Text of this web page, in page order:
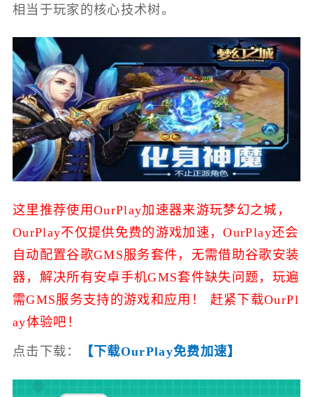
相当于玩家的核心技术树。
这里推荐使用OurPlay加速器来游玩梦幻之城，
OurPlay不仅提供免费的游戏加速，OurPlay还会
自动配置谷歌GMS服务套件，无需借助谷歌安装
器，解决所有安卓手机GMS套件缺失问题，玩遍
需GMS服务支持的游戏和应用！ 赶紧下载OurPl
ay体验吧！
点击下载： 【下载OurPlay免费加速】